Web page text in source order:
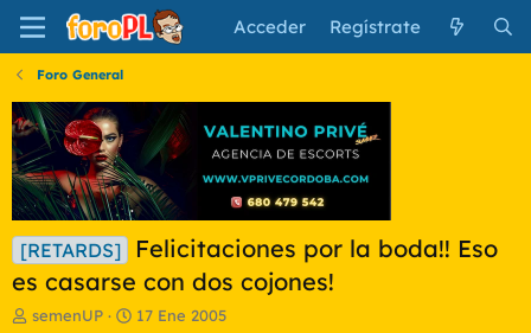
Acceder Regístrate
Foro General
[RETARDS]
Felicitaciones por la boda!! Eso
es casarse con dos cojones!
I
semenUP
F17 Ene 2005